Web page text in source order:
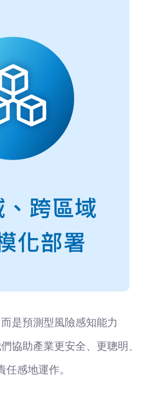
是預測型風險感知能力
協助產業更安全、更聰明、
任感地運作。